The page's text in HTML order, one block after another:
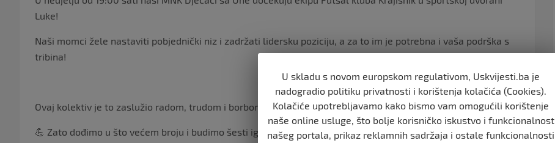
Luke!
Naši momci žele nastaviti pobjednički niz i zadržati lidersku poziciju, a za to im je potrebna i vaša podrška s
tribina!
Ovaj kolektiv je to zaslužio radom, trudom i borbom u svakoj utakmici.
💪 Zato dođimo u što većem broju i budimo šesti igrač našim Dječacima!
U skladu s novom europskom regulativom, Uskvijesti.ba je
nadogradio politiku privatnosti i korištenja kolačića (Cookies).
Kolačiće upotrebljavamo kako bismo vam omogućili korištenje
naše online usluge, što bolje korisničko iskustvo i funkcionalnost
našeg portala, prikaz reklamnih sadržaja i ostale funkcionalnosti